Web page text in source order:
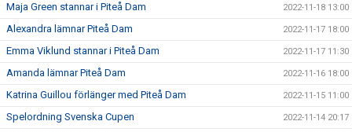
Maja Green stannar i Piteå Dam 2022-11-18 13:00
Alexandra lämnar Piteå Dam 2022-11-17 18:00
Emma Viklund stannar i Piteå Dam 2022-11-17 11:30
Amanda lämnar Piteå Dam 2022-11-16 18:00
Katrina Guillou förlänger med Piteå Dam 2022-11-15 11:00
Spelordning Svenska Cupen 2022-11-14 20:17